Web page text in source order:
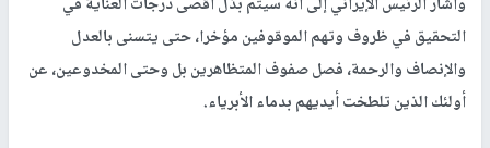
وأشار الرئيس الإيراني إلى أنه سيتم بذل أقصى درجات العناية في
التحقيق في ظروف وتهم الموقوفين مؤخرا، حتى يتسنى بالعدل
والإنصاف والرحمة، فصل صفوف المتظاهرين بل وحتى المخدوعين، عن
أولئك الذين تلطخت أيديهم بدماء الأبرياء.